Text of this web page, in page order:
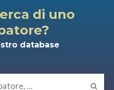
di uno
database